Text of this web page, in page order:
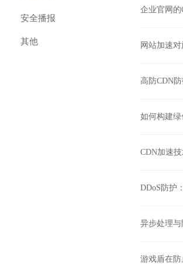
安全播报
其他
企业官网的
网站加速
高防CDN
如何构建
CDN加速
DDoS防护
异步处理
游戏盾在